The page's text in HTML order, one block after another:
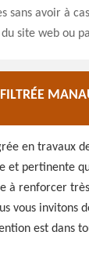
sans avoir à
site web ou
en travaux
et pertinente
à renforcer
vous invitons
est dans